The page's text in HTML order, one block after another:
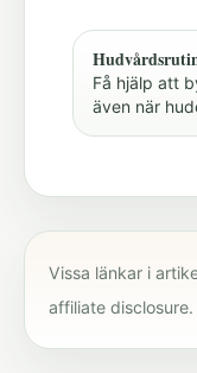
Få hjälp att
även när
Vissa länkar i
affiliate disclosure.